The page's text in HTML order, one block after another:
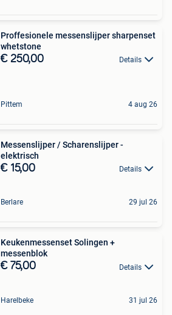
Proffesionele messenslijper sharpenset
whetstone
€ 250,00 Details
Pittem 4 aug 26
Messenslijper / Scharenslijper -
elektrisch
€ 15,00 Details
Berlare 29 jul 26
Keukenmessenset Solingen +
messenblok
€ 75,00 Details
Harelbeke 31 jul 26